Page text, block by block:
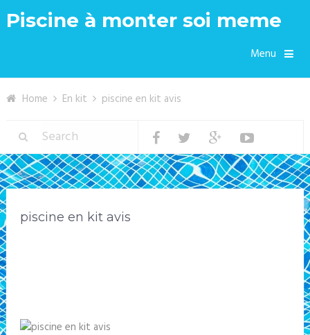
Piscine à monter soi meme
Menu
Home En kit piscine en kit avis
piscine en kit avis